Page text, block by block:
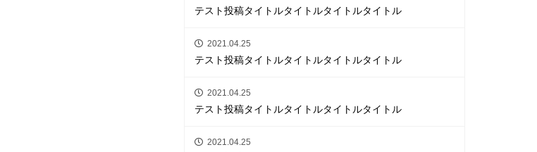
テスト投稿タイトルタイトルタイトルタイトル
2021.04.25
テスト投稿タイトルタイトルタイトルタイトル
2021.04.25
テスト投稿タイトルタイトルタイトルタイトル
2021.04.25